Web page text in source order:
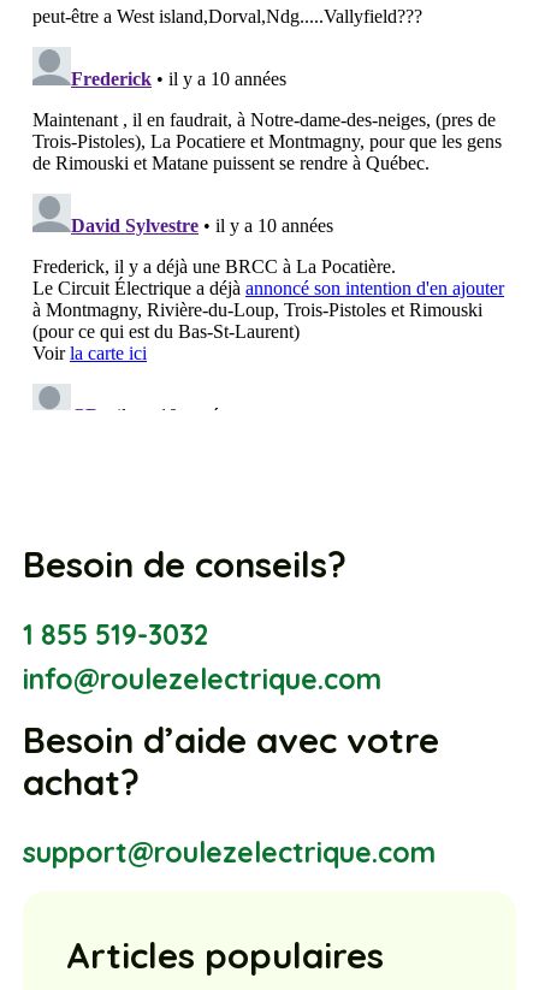
Besoin de conseils?
1 855 519-3032
info@roulezelectrique.com
Besoin d’aide avec votre
achat?
support@roulezelectrique.com
Articles populaires